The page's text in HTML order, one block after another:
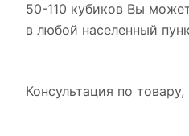
50-110 кубиков Вы
в любой населенный
Консультация по